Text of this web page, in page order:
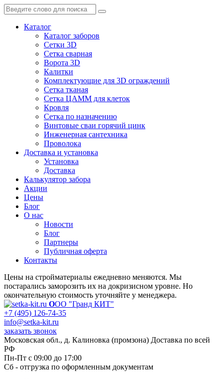
Каталог
Каталог заборов
Сетки 3D
Сетка сварная
Ворота 3D
Калитки
Комплектующие для 3D ограждений
Сетка тканая
Сетка ЦАММ для клеток
Кровля
Сетка по назначению
Винтовые сваи горячий цинк
Инженерная сантехника
Проволока
Доставка и установка
Установка
Доставка
Калькулятор забора
Акции
Цены
Блог
О нас
Новости
Блог
Партнеры
Публичная оферта
Контакты
Цены на стройматериалы ежедневно меняются. Мы
постарались заморозить их на докризисном уровне. Но
окончательную стоимость уточняйте у менеджера.
ООО "Гранд КИТ"
+7 (495) 126-74-35
info@setka-kit.ru
заказать звонок
Московская обл., д. Калиновка (промзона) Доставка по всей
РФ
Пн-Пт с 09:00 до 17:00
Сб - отгрузка по оформленным документам